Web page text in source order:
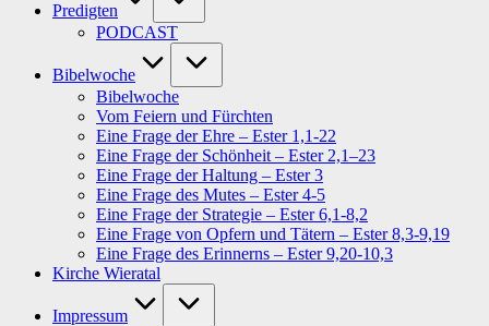
Predigten
PODCAST
Bibelwoche
Bibelwoche
Vom Feiern und Fürchten
Eine Frage der Ehre – Ester 1,1-22
Eine Frage der Schönheit – Ester 2,1–23
Eine Frage der Haltung – Ester 3
Eine Frage des Mutes – Ester 4-5
Eine Frage der Strategie – Ester 6,1-8,2
Eine Frage von Opfern und Tätern – Ester 8,3-9,19
Eine Frage des Erinnerns – Ester 9,20-10,3
Kirche Wieratal
Impressum